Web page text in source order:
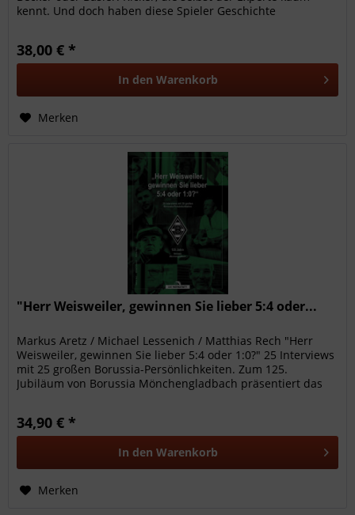
kennt. Und doch haben diese Spieler Geschichte
38,00 € *
In den Warenkorb
Merken
"Herr Weisweiler, gewinnen Sie lieber 5:4 oder...
Markus Aretz / Michael Lessenich / Matthias Rech "Herr
Weisweiler, gewinnen Sie lieber 5:4 oder 1:0?" 25 Interviews
mit 25 großen Borussia-Persönlichkeiten. Zum 125.
Jubiläum von Borussia Mönchengladbach präsentiert das
34,90 € *
In den Warenkorb
Merken